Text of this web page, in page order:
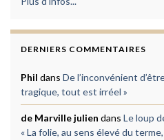
DERNIERS COMMENTAIRES
Phil dans De l’inconvénient
tragique, tout est irréel »
de Marville julien dans Le loup
« La folie, au sens élevé du